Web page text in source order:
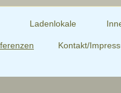
Ladenlokale
Kontakt/